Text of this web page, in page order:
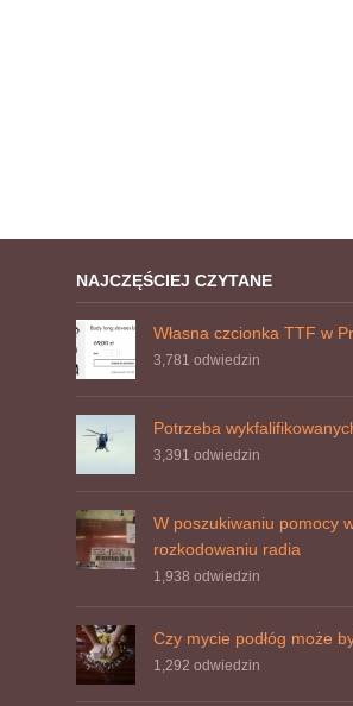
NAJCZĘŚCIEJ CZYTANE
Własna czcionka TTF w
3,781 odwiedzin
Potrzeba
3,391 odwiedzin
W poszukiwaniu pomocy
rozkodowaniu radia
1,938 odwiedzin
Czy mycie podłóg może
1,292 odwiedzin